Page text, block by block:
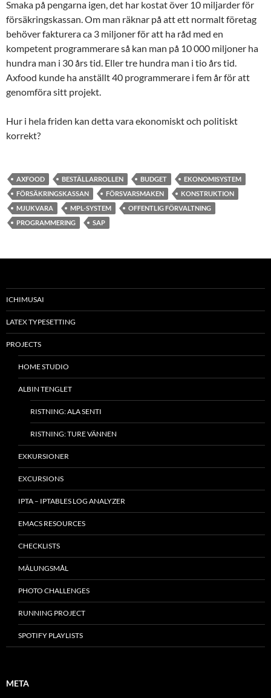
Smaka på pengarna igen, det har kostat över 10 miljarder för
försäkringskassan. Om man räknar på att ett normalt företag
behöver fakturera ca 3 miljoner för att ha råd med en
kompetent programmerare så kan man på 10 000 miljoner ha
hundra man i 30 års tid. Eller tre hundra man i tio års tid.
Axfood kunde ha anställt 40 programmerare i fem år för att
genomföra sitt projekt.
Hur i hela friden kan detta vara ekonomiskt och politiskt
korrekt?
AXFOOD BESTÄLLARROLLEN BUDGET
EKONOMISYSTEM
FÖRSÄKRINGSKASSAN
FÖRSVARSMAKEN
KONSTRUKTION
MJUKVARA
MPL-SYSTEM
OFFENTLIG FÖRVALTNING
PROGRAMMERING
SAP
ICHIMUSAI
LATEX TYPESETTING
PROJECTS
HOME STUDIO
ALBIN TENGLET
RISTNING: ALA SENTI
RISTNING: TURE VÄNNEN
EXKURSIONER
EXCURSIONS
IPTA – IPTABLES LOG ANALYZER
EMACS RESOURCES
CHECKLISTS
MÂLUNGSMÅL
PHOTO CHALLENGES
RUNNING PROJECT
SPOTIFY PLAYLISTS
META